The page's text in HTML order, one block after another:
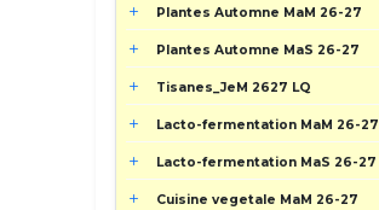
Plantes Automne MaM 26-27
Plantes Automne MaS 26-27
Tisanes_JeM 2627 LQ
Lacto-fermentation MaM 26-27
Lacto-fermentation MaS 26-27
Cuisine vegetale MaM 26-27